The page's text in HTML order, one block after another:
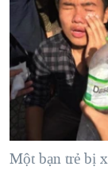
"Tìm"NGƯỜI VIỆT
ĐỜI SỐNG
KINH TẾ
KHOA HỌC
SỨC KHOẺ
VĂN HOÁ
TẠI
HÀNH TRÌNH
MỘT NĂM
GIẢI MÃ
NGÀY TỊ
VIDEO
NGHE
MẠNG XÃ HỘI
Ngôn ngữ
Một bạn trẻ bị